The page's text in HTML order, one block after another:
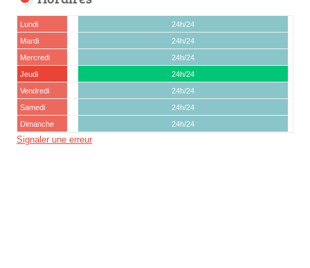
Lundi
24h/24
Mardi
24h/24
Mercredi
24h/24
Jeudi
24h/24
Vendredi
24h/24
Samedi
24h/24
Dimanche
24h/24
Signaler une erreur